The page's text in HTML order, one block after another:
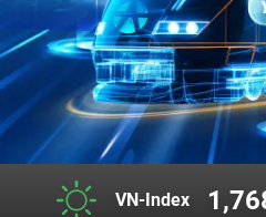
VN-Index